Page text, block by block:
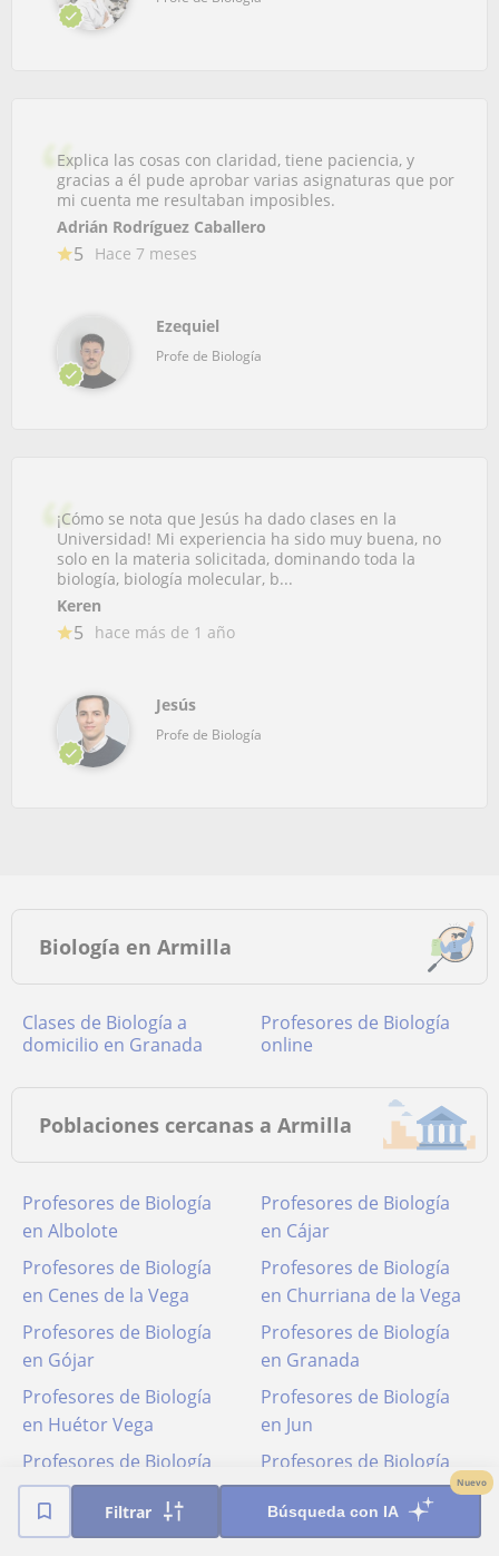
Filtrar Búsqueda con IA
Nuevo
Explica las cosas con claridad, tiene paciencia, y
gracias a él pude aprobar varias asignaturas que por
mi cuenta me resultaban imposibles.
Adrián Rodríguez Caballero
5 Hace 7 meses
Ezequiel
Profe de Biología
¡Cómo se nota que Jesús ha dado clases en la
Universidad! Mi experiencia ha sido muy buena, no
solo en la materia solicitada, dominando toda la
biología, biología molecular, b...
Keren
5 hace más de 1 año
Jesús
Profe de Biología
Biología en Armilla
Clases de Biología a
domicilio en Granada
Profesores de Biología
online
Poblaciones cercanas a Armilla
Profesores de Biología
en Albolote
Profesores de Biología
en Cájar
Profesores de Biología
en Cenes de la Vega
Profesores de Biología
en Churriana de la Vega
Profesores de Biología
en Gójar
Profesores de Biología
en Granada
Profesores de Biología
en Huétor Vega
Profesores de Biología
en Jun
Profesores de Biología
en Zubia (la)
Profesores de Biología
en Maracena
Profesores de Biología
Profesores de Biología